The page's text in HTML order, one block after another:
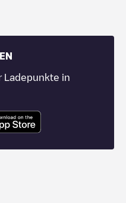
Ladepunkte in